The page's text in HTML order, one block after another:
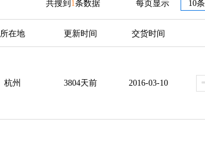
每页显示 10条
共搜到 1条数据
所在地 更新时间 交货时间
杭州 3804天前 2016-03-10